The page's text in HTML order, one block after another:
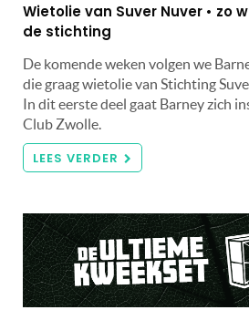
Wietolie van Suver Nuver • zo
de stichting
De komende weken volgen we
die graag wietolie van Stichting
In dit eerste deel gaat Barney zich
Club Zwolle.
LEES VERDER